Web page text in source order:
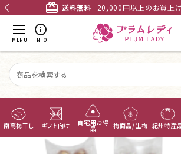
card_giftcard 送料無料 20,000円以上のお買上
MENU INFO
無添加梅干し
あまちゃづる
南高梅干し ギフト向け 自宅用お得
品 梅商品/生梅 紀州特産
TOP 個包装梅干